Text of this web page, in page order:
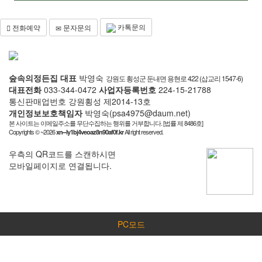
전화예약 문자문의 카톡문의
숲속의정든집 대표 박영숙 강원도 횡성군 둔내면 용현로 422 (삽교리 1547-6)
대표전화033-344-0472 사업자등록번호 224-15-21788
통신판매업번호 강원횡성 제2014-13호
개인정보보호책임자 박영숙(psa4975@daum.net)
본 사이트는 이메일주소를 무단수집하는 행위를 거부합니다. [법률 제 8486호]
Copyrights © ~2026xn--ly1bj4veoaz8n90af0f.krAll right reserved.
우측의 QR코드를 스캔하시면
모바일페이지로 연결됩니다.
PC모드